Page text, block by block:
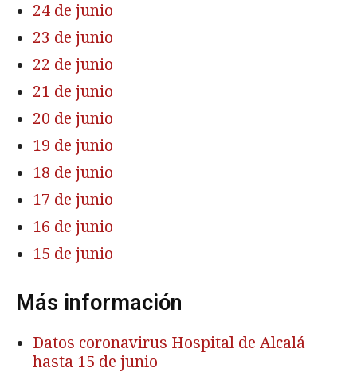
24 de junio
23 de junio
22 de junio
21 de junio
20 de junio
19 de junio
18 de junio
17 de junio
16 de junio
15 de junio
Más información
Datos coronavirus Hospital de Alcalá
hasta 15 de junio